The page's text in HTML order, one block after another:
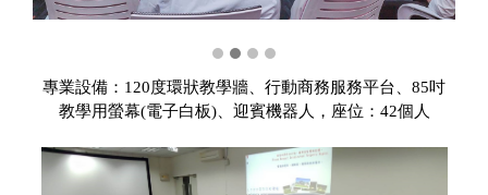
專業設備：120度環狀教學牆、行動商務服務平台、85吋
教學用螢幕(電子白板)、迎賓機器人，座位：42個人